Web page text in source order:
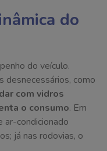
do
do veículo.
desnecessários, como
com vidros
o consumo. Em
ar-condicionado
já nas rodovias, o